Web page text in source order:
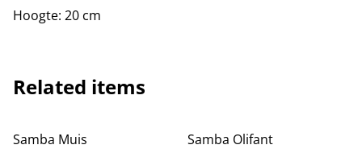
Hoogte: 20 cm
Related items
Samba Muis Samba Olifant